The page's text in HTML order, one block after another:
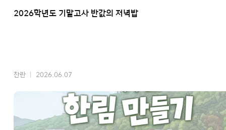
2026학년도 기말고사 반값의 저녁밥
찬란 2026.06.07